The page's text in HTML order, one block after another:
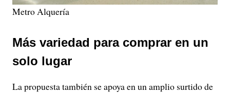
Metro Alquería
Más variedad para comprar en un
solo lugar
La propuesta también se apoya en un amplio surtido de